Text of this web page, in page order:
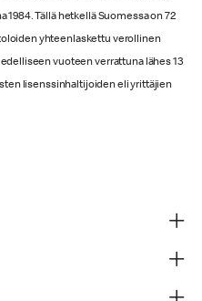
1984. Tällä hetkellä Suomessa on 72
yhteenlaskettu verollinen
vuoteen verrattuna lähes 13
lisenssinhaltijoiden eli yrittäjien